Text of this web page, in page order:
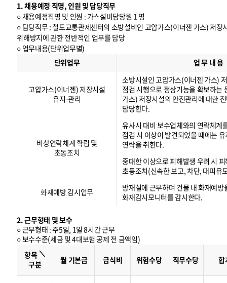
1. 채용예정 직명, 인원 및 담당직무
○ 채용예정직명 및 인원 : 가스설비담당원 1 명
○ 담당직무 : 철도교통관제센터의 소방설비인 고압가스(이너젠 가스) 저장
위해방지에 관한 전반적인 업무를 담당
○ 업무내용(단위업무별)
무
단위업무 업 무 내 용
고압가스(이너젠) 저장시설
유지·관리
소방시설인 고압가스(이너젠 가스)
점검 시행으로 정상기능을 확보하는
가스) 저장시설의 안전관리에 대한
담당한다.
비상연락체계 확립 및
초동조치
유사시 대비 보수업체와의 연락체계
점검 시 이상이 발견되었을 때에는
연락을 취한다.
중대한 이상으로 피해발생 우려 시
초동조치(신속한 보고, 차단, 대피유
화재예방 감시업무
방재실에 근무하며 건물 내 화재예방
화재감시모니터를 감시한다.
2. 근무형태 및 보수
○ 근무형태 : 주5일, 1일 8시간 근무
○ 보수수준(세금 및 4대보험 공제 전 금액임)
항목＼
구분
월 기본급 급식비 위험수당 직무수당 합